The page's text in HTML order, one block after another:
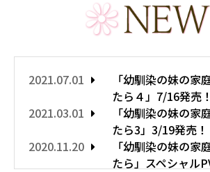
2021.07.01
「幼馴染の妹の家
たら４」7/16発売！
2021.03.01
「幼馴染の妹の家
たら3」3/19発売！
2020.11.20
「幼馴染の妹の家
たら」スペシャル